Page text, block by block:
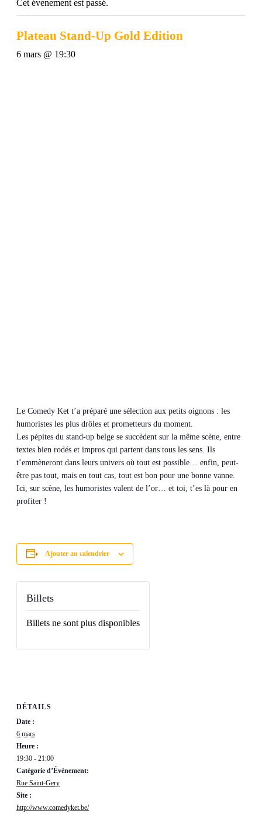
Cet évènement est passé.
Plateau Stand-Up Gold Edition
6 mars @ 19:30
Le Comedy Ket t’a préparé une sélection aux petits oignons : les
humoristes les plus drôles et prometteurs du moment.
Les pépites du stand-up belge se succèdent sur la même scène, entre
textes bien rodés et impros qui partent dans tous les sens. Ils
t’emmèneront dans leurs univers où tout est possible… enfin, peut-
être pas tout, mais en tout cas, tout est bon pour une bonne vanne.
Ici, sur scène, les humoristes valent de l’or… et toi, t’es là pour en
profiter !
Ajouter au calendrier
DÉTAILS
Date :
6 mars
Heure :
19:30 - 21:00
Catégorie d’Évènement:
Rue Saint-Gery
Site :
http://www.comedyket.be/
Billets
Billets ne sont plus disponibles